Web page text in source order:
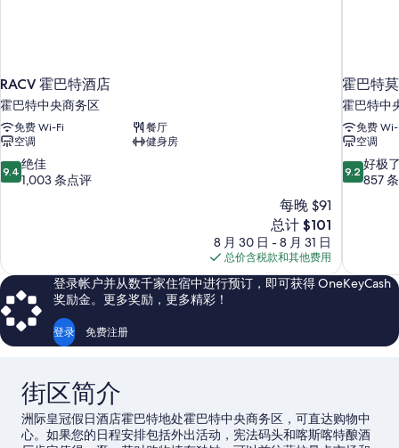
RACV 霍巴特酒店
霍巴特中央商务区
免费 Wi-Fi
餐厅
空调
健身房
9.4
分，
1,003
条
点
评
9.4 绝佳
1,003 条点评
每晚 $91
新
价
格
$101
总计 $101
8 月 30 日 - 8 月 31 日
总价含税款和其他费用
霍巴特
霍巴特中
免费
空调
9.2
分，
了，
857
9.2 好极
857
登录帐户并从数千家住宿中进行预订，即可获得 OneKeyCash
奖励金。更多奖励，更多精彩！
登录 免费注册
街区简介
洲际皇冠假日酒店霍巴特地处霍巴特中央商务区，可直达购物中
心。如果您的日程安排包括外出活动，宪法码头和喀斯喀特酿酒